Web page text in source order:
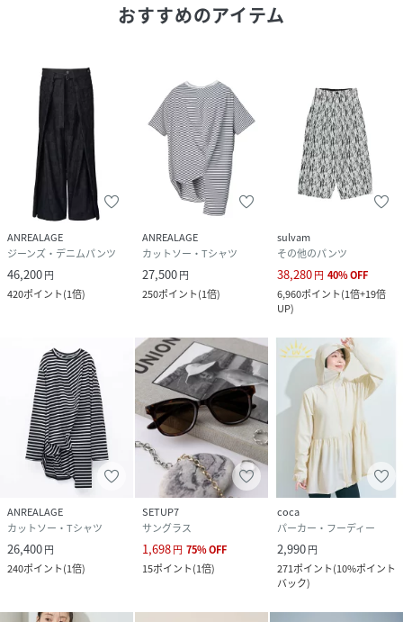
・本製品は、太陽光線に含まれる紫外線に反応して発色し、
日光や蛍光灯の長時間照射を繰り返すことにより、変色効果
は減少します。変色効果が無くなった場合に、その効果を取
り戻すことは不可能ですので予めご了承下さい。
・フォトクロミックレンズの性能が低下する要因として、温
度変化があります。高温の場所に長時間放置するのを避ける
など、お取り扱いにはご注意いただけますと幸いです。
・本製品は、陽射しの強い紫外線を防御する紫外線遮蔽効果
も有します。
・室内環境においても、強い蛍光灯からは若干の紫外線がで
ているため、発色することがあります。
以上の注意点をご理解の上、本製品の太隣光を浴びての色変
性別タイプ ユニセックス
原産国 CHINA
素材
FRAME / ACETATE
TEMPLES / TITANIIUM
LENS / 100% UV PROTECTED
サイズ OS
品番
MB8818_24SARSG02
24SARSG02-025-OS MB8818)
おすすめのアイテム
ANREALAGE
ジーンズ・デニムパンツ
46,200円
420ポイント(1倍)
ANREALAGE
カットソー・Tシャツ
27,500円
250ポイント(1倍)
sulvam
その他のパンツ
38,280円 40%OFF
6,960ポイント(1倍+19倍
UP)
ANREALAGE
カットソー・Tシャツ
26,400円
240ポイント(1倍)
SETUP7
サングラス
1,698円 75%OFF
15ポイント(1倍)
coca
パーカー・フーディー
2,990円
271ポイント(10%ポイント
バック)